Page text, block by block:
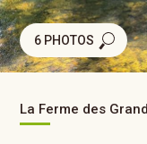
6 PHOTOS
La Ferme des